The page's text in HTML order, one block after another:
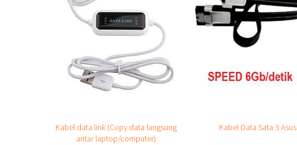
Kabel data link (Copy data langsung
antar laptop/computer)
Kabel Data Sata 3 Asus